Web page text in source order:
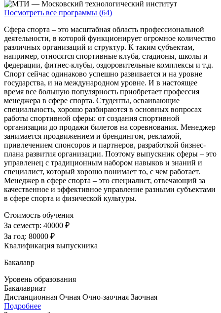
Посмотреть все программы (64)
Сфера спорта – это масштабная область профессиональной
деятельности, в которой функционирует огромное количество
различных организаций и структур. К таким субъектам,
например, относятся спортивные клуба, стадионы, школы и
федерации, фитнес-клубы, оздоровительные комплексы и т.д.
Спорт сейчас одинаково успешно развивается и на уровне
государства, и на международном уровне. И в настоящее
время все большую популярность приобретает профессия
менеджера в сфере спорта. Студенты, осваивающие
специальность, хорошо разбираются в основных вопросах
работы спортивной сферы: от создания спортивной
организации до продажи билетов на соревнования. Менеджер
занимается продвижением и брендингом, рекламой,
привлечением спонсоров и партнеров, разработкой бизнес-
плана развития организации. Поэтому выпускник сферы – это
управленец с традиционным набором навыков и знаний и
специалист, который хорошо понимает то, с чем работает.
Менеджер в сфере спорта – это специалист, отвечающий за
качественное и эффективное управление разными субъектами
в сфере спорта и физической культуры.
Стоимость обучения
За семестр: 40000 ₽
За год: 80000 ₽
Квалификация выпускника
Бакалавр
Уровень образования
Бакалавриат
Дистанционная Очная Очно-заочная Заочная
Подробнее